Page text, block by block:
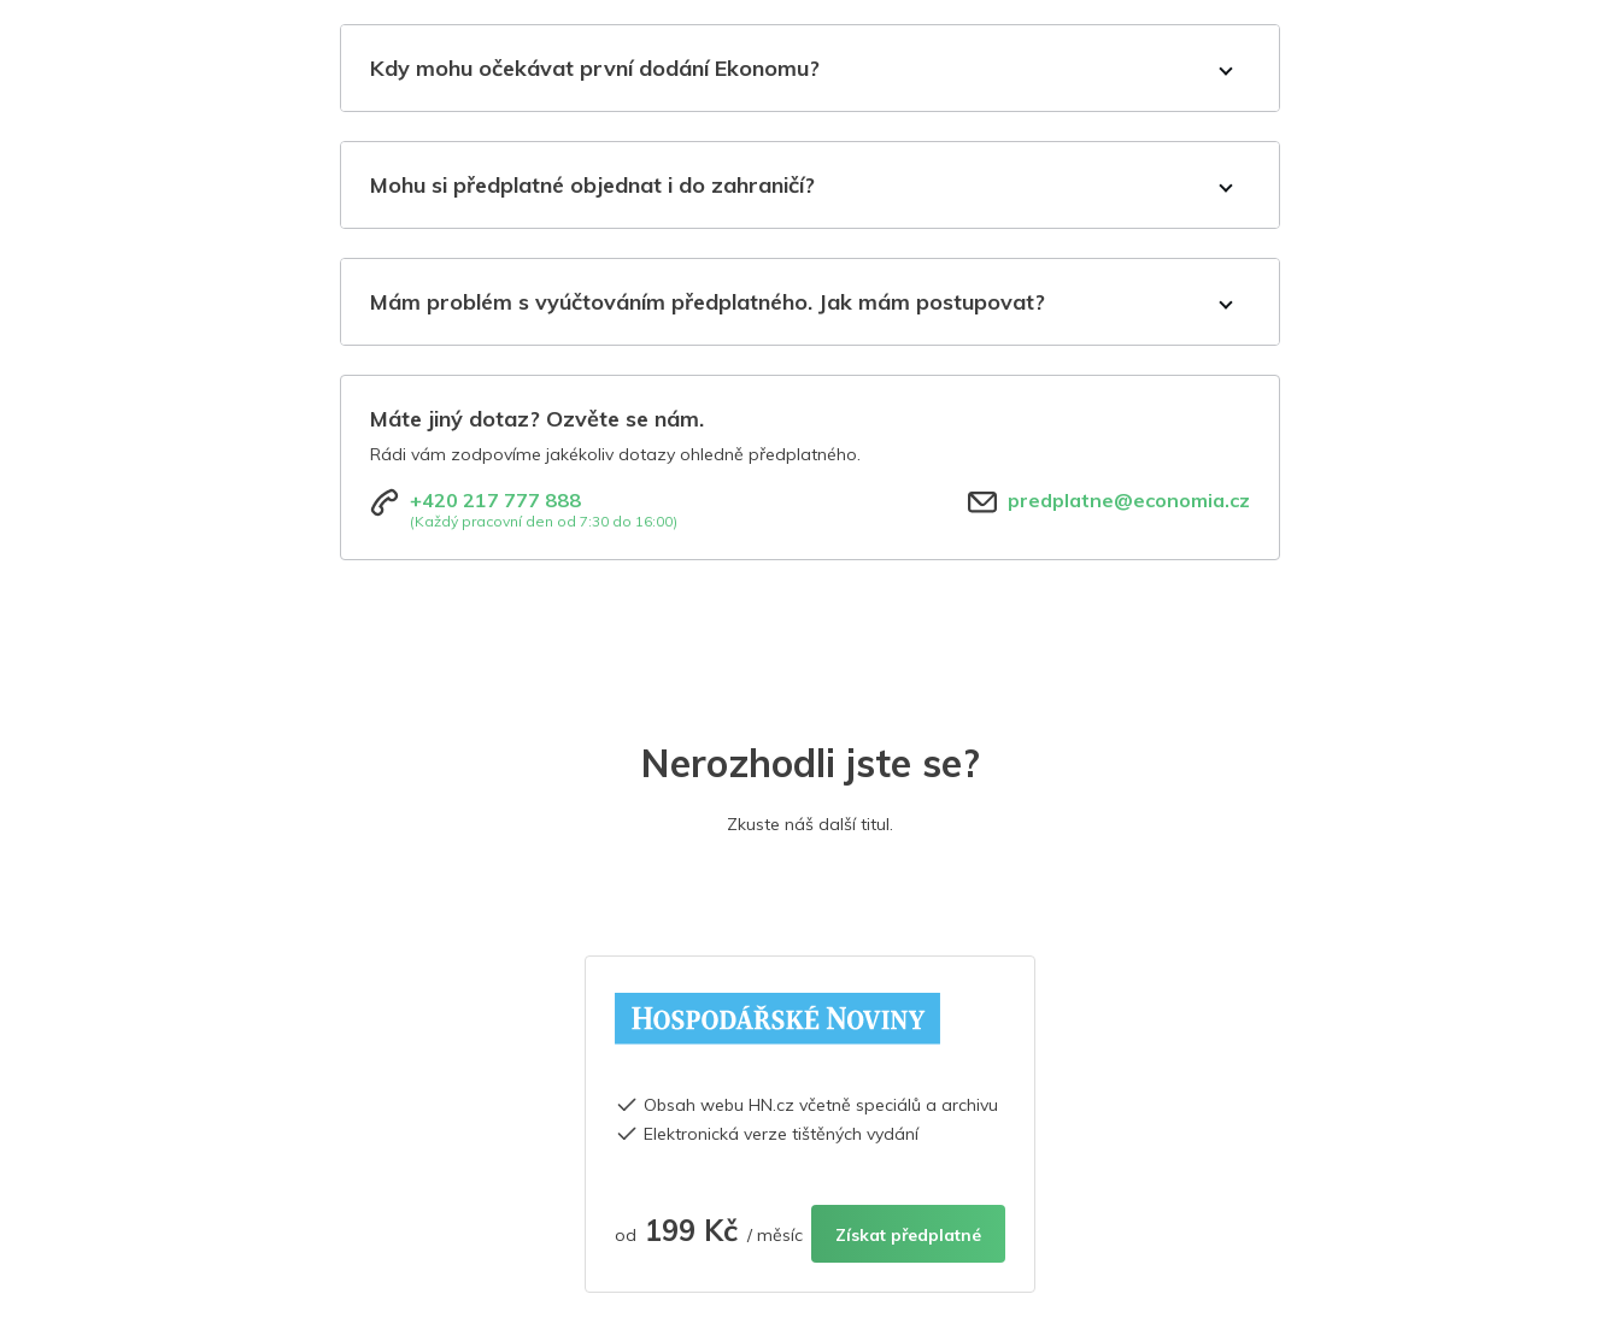
Kdy mohu očekávat první dodání Ekonomu?
Mohu si předplatné objednat i do zahraničí?
Mám problém s vyúčtováním předplatného. Jak mám postupovat?
Máte jiný dotaz? Ozvěte se nám.
Rádi vám zodpovíme jakékoliv dotazy ohledně předplatného.
+420 217 777 888
(Každý pracovní den od 7:30 do 16:00)
predplatne@economia.cz
Nerozhodli jste se?
Zkuste náš další titul.
Obsah webu HN.cz včetně speciálů a archivu
Elektronická verze tištěných vydání
od 199 Kč / měsíc Získat předplatné